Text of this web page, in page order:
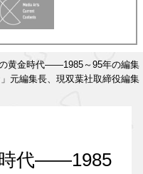
黄金時代――1985～95年の編集
元編集長、現双葉社取締役編集
時代――1985